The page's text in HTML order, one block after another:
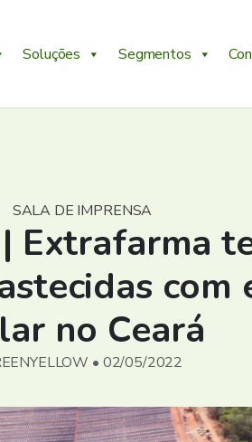
Soluções Segmentos
SALA DE IMPRENSA
Extrafarma
com
no Ceará
• 02/05/2022